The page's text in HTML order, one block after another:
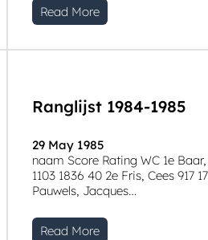
Read More
Ranglijst 1984-1985
29 May 1985
naam Score Rating WC 1e
1103 1836 40 2e Fris, Cees 917
Pauwels, Jacques…
Read More